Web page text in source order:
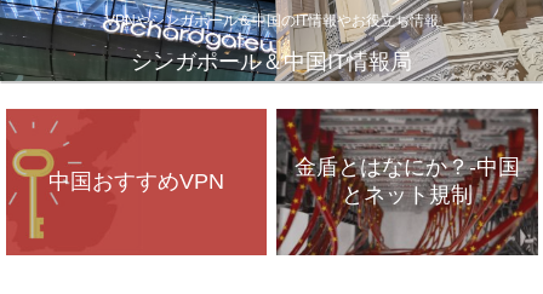
VPNやシンガポール＆中国のIT情報やお役立ち情報
シンガポール＆中国IT情報局
中国おすすめVPN
金盾とはなにか？-中国
とネット規制